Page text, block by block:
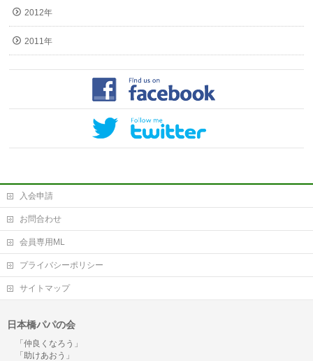
2012年
2011年
入会申請
お問合わせ
会員専用ML
プライバシーポリシー
サイトマップ
日本橋パパの会
「仲良くなろう」
「助けあおう」